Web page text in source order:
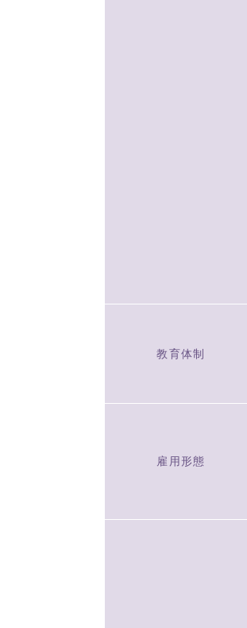
教育体制
雇用形態